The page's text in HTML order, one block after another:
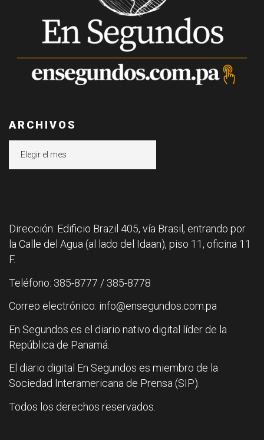
ARCHIVOS
Dirección: Edificio Brazil 405, vía Brasil, entrando por
la Calle del Agua (al lado del Idaan), piso 11, oficina 11
F.
Teléfono: 385-8777 / 385-8778
Correo electrónico: info@ensegundos.com.pa
En Segundos es el diario nativo digital líder de la
República de Panamá.
El diario digital En Segundos es miembro de la
Sociedad Interamericana de Prensa (SIP).
Todos los derechos reservados.